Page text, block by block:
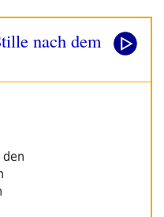
nach dem